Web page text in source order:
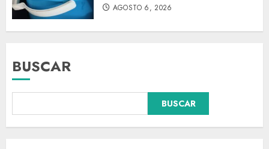
AGOSTO 6, 2026
BUSCAR
BUSCAR
Falla en sistema Booster de El
Carrizo deja sin agua a 147